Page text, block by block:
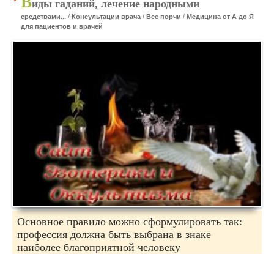
иды гаданий, лечение народными
средствами... / Консультации врача / Все порчи / Медицина от А до Я
для пациентов и врачей
Основное правило можно сформулировать так:
профессия должна быть выбрана в знаке
наиболее благоприятной человеку